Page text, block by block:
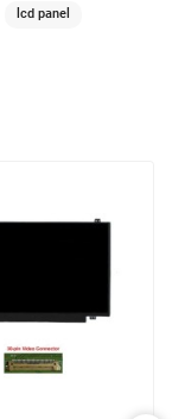
lcd panel